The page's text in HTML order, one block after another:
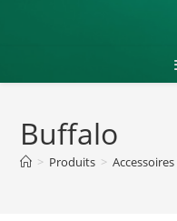
Buffalo
> Produits >